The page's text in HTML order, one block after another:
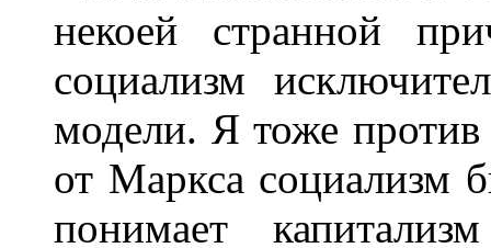
некоей странной
социализм
модели. Я тоже
от Маркса социализм
понимает